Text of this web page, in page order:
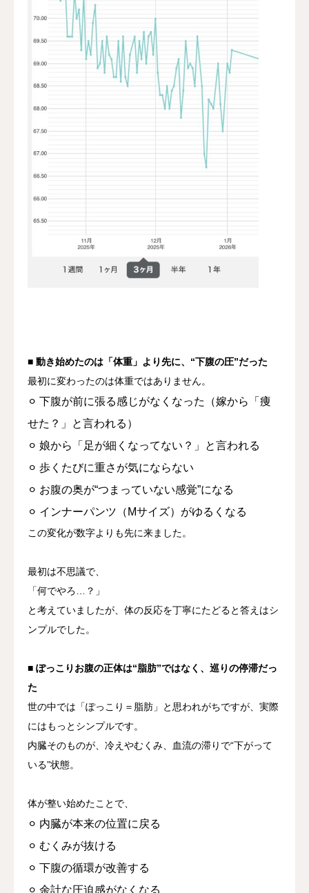
■ 動き始めたのは「体重」より先に、“下腹の圧”だった
最初に変わったのは体重ではありません。
⚪︎ 下腹が前に張る感じがなくなった（嫁から「痩
せた？」と言われる）
⚪︎ 娘から「足が細くなってない？」と言われる
⚪︎ 歩くたびに重さが気にならない
⚪︎ お腹の奥が“つまっていない感覚”になる
⚪︎ インナーパンツ（Mサイズ）がゆるくなる
この変化が数字よりも先に来ました。
最初は不思議で、
「何でやろ…？」
と考えていましたが、体の反応を丁寧にたどると答えはシ
ンプルでした。
■ ぽっこりお腹の正体は“脂肪”ではなく、巡りの停滞だっ
た
世の中では「ぽっこり＝脂肪」と思われがちですが、実際
にはもっとシンプルです。
内臓そのものが、冷えやむくみ、血流の滞りで“下がって
いる”状態。
体が整い始めたことで、
⚪︎ 内臓が本来の位置に戻る
⚪︎ むくみが抜ける
⚪︎ 下腹の循環が改善する
⚪︎ 余計な圧迫感がなくなる